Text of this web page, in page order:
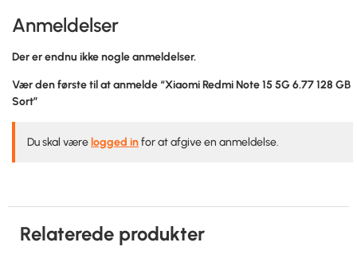
Anmeldelser
Der er endnu ikke nogle anmeldelser.
Vær den første til at anmelde “Xiaomi Redmi Note 15 5G 6.77 128 GB
Sort”
Du skal være logged infor at afgive en anmeldelse.
Relaterede produkter